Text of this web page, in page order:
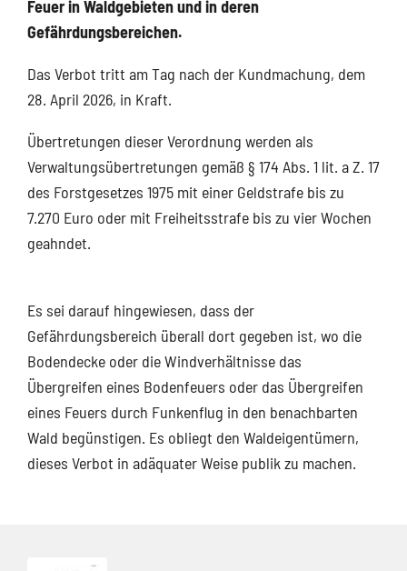
Feuer in Waldgebieten und in deren
Gefährdungsbereichen.
Das Verbot tritt am Tag nach der Kundmachung, dem
28. April 2026, in Kraft.
Übertretungen dieser Verordnung werden als
Verwaltungsübertretungen gemäß § 174 Abs. 1 lit. a Z. 17
des Forstgesetzes 1975 mit einer Geldstrafe bis zu
7.270 Euro oder mit Freiheitsstrafe bis zu vier Wochen
geahndet.
Es sei darauf hingewiesen, dass der
Gefährdungsbereich überall dort gegeben ist, wo die
Bodendecke oder die Windverhältnisse das
Übergreifen eines Bodenfeuers oder das Übergreifen
eines Feuers durch Funkenflug in den benachbarten
Wald begünstigen. Es obliegt den Waldeigentümern,
dieses Verbot in adäquater Weise publik zu machen.